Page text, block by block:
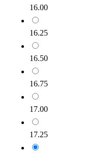
16.00
16.25
16.50
16.75
17.00
17.25